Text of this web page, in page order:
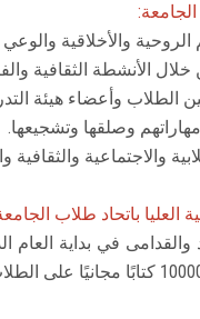
العليا باتحاد طلاب
والقدامى في بداية